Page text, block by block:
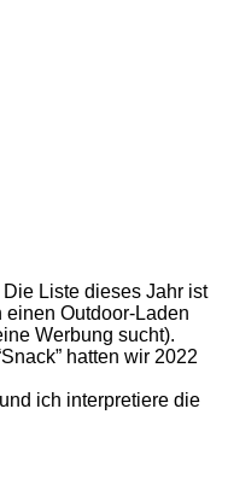
Liste dieses Jahr ist
Outdoor-Laden
Werbung sucht).
hatten wir 2022
ich interpretiere die